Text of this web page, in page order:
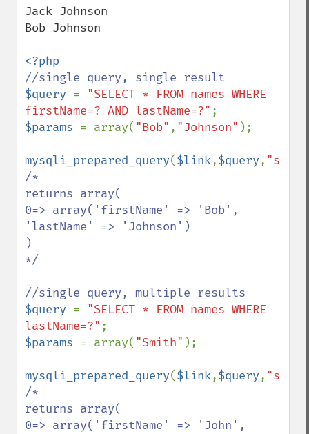
Jack Johnson
Bob Johnson
$query = "SELECT * FROM names WHERE
firstName=? AND lastName=?"
$params = array( "Bob" , "Johnson" );
mysqli_prepared_query($link,$query, "ss"
/*
returns array(
0=> array('firstName' => 'Bob',
'lastName' => 'Johnson')
)
*/
$query = "SELECT * FROM names WHERE
lastName=?"
$params = array( "Smith" );
mysqli_prepared_query($link,$query, "s"
/*
returns array(
0=> array('firstName' => 'John',